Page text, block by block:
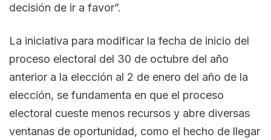
decisión de ir a favor”.
La iniciativa para modificar la fecha de inicio del
proceso electoral del 30 de octubre del año
anterior a la elección al 2 de enero del año de la
elección, se fundamenta en que el proceso
electoral cueste menos recursos y abre diversas
ventanas de oportunidad, como el hecho de llegar